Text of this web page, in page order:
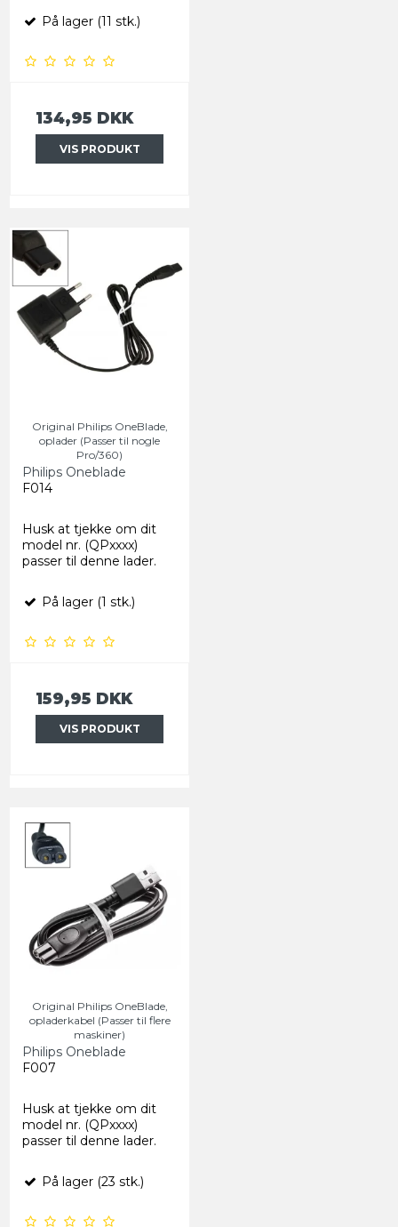
På lager (11 stk.)
134,95 DKK
VIS PRODUKT
Original Philips OneBlade,
oplader (Passer til nogle
Pro/360)
Philips Oneblade
F014
Husk at tjekke om dit
model nr. (QPxxxx)
passer til denne lader.
På lager (1 stk.)
159,95 DKK
VIS PRODUKT
Original Philips OneBlade,
opladerkabel (Passer til flere
maskiner)
Philips Oneblade
F007
Husk at tjekke om dit
model nr. (QPxxxx)
passer til denne lader.
På lager (23 stk.)